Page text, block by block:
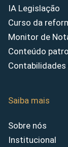
IA Legislação
Curso da
Monitor de
Conteúdo
Saiba mais
Sobre nós
Institucional